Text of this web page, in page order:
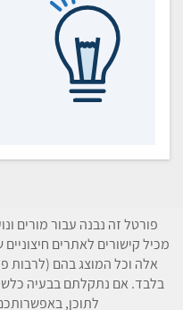
פורטל זה נבנה עבור מורים
מכיל קישורים לאתרים
אלה וכל המוצג בהם (לרבות
בלבד. אם נתקלתם בבעיה
לתוכן,